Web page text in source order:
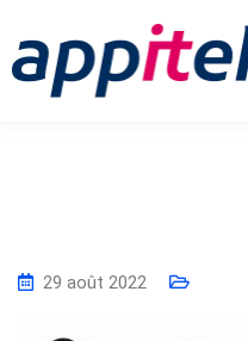
29 août 2022